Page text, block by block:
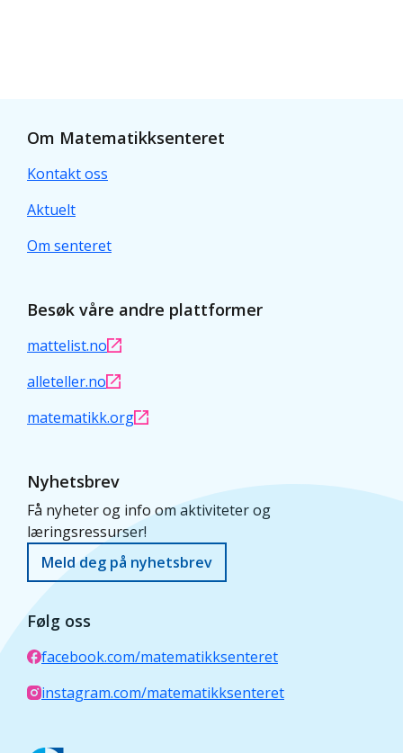
Om Matematikksenteret
Kontakt oss
Aktuelt
Om senteret
Besøk våre andre plattformer
mattelist.no
alleteller.no
matematikk.org
Nyhetsbrev
Få nyheter og info om aktiviteter og
læringsressurser!
Meld deg på nyhetsbrev
Følg oss
facebook.com/matematikksenteret
instagram.com/matematikksenteret